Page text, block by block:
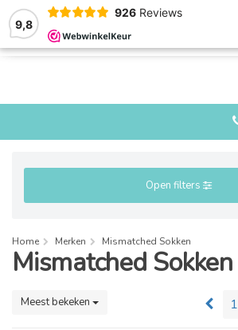
9,8
926 Reviews
MENU
Open filters
Home Merken Mismatched Sokken
Mismatched Sokken
Meest bekeken 1